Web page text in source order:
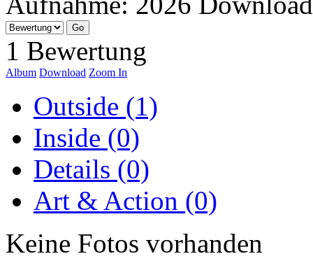
1 Bewertung
Album Download Zoom In
Outside (1)
Inside (0)
Details (0)
Art & Action (0)
Keine Fotos vorhanden